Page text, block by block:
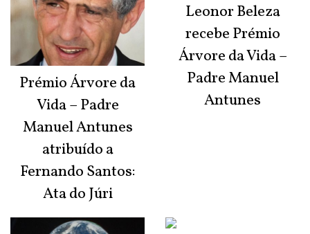
Prémio Árvore da
Vida – Padre
Manuel Antunes
atribuído a
Fernando Santos:
Ata do Júri
Leonor Beleza
recebe Prémio
Árvore da Vida –
Padre Manuel
Antunes